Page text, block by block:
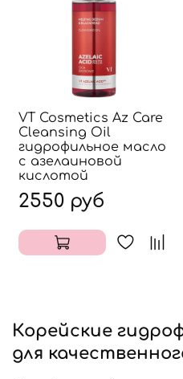
VT Cosmetics Az Care
Cleansing Oil
гидрофильное масло
с азелаиновой
кислотой
2550 руб
Корейские
для